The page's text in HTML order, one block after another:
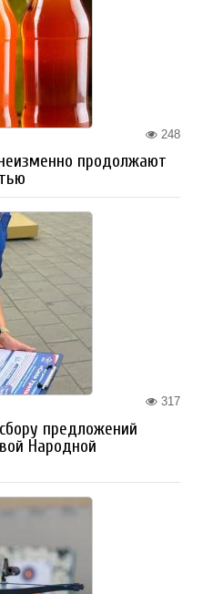
248
продолжают
317
предложений
Народной